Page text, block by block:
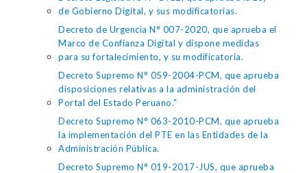
de Gobierno Digital, y sus modificatorias.
Decreto de Urgencia N° 007-2020, que aprueba el
Marco de Confianza Digital y dispone medidas
para su fortalecimiento, y su modificatoria.
Decreto Supremo N° 059-2004-PCM, que aprueba
disposiciones relativas a la administración del
Portal del Estado Peruano."
Decreto Supremo N° 063-2010-PCM, que aprueba
la implementación del PTE en las Entidades de la
Administración Pública.
Decreto Supremo N° 019-2017-JUS, que aprueba